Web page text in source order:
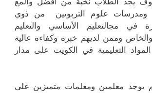
ومدرسات علوم التربويين من ذوي
في مجالتعليم الأساسي والتعليم
وممن لديهم خبرة وكفاءة عالية
التعليمية في الكويت على مدار
يوجد معلمين ومعلمات متميزين على